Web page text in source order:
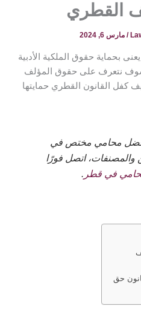
القطري
/مارس 6, 2024
يعنى بحماية حقوق الملكية الأدبية
سوف نتعرف على حقوق المؤلف
كفل القانون القطري حمايتها
محامي مختص في
والمصنفات، اتصل فورًا
في قطر .
حق